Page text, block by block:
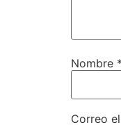
Nombre *
Correo